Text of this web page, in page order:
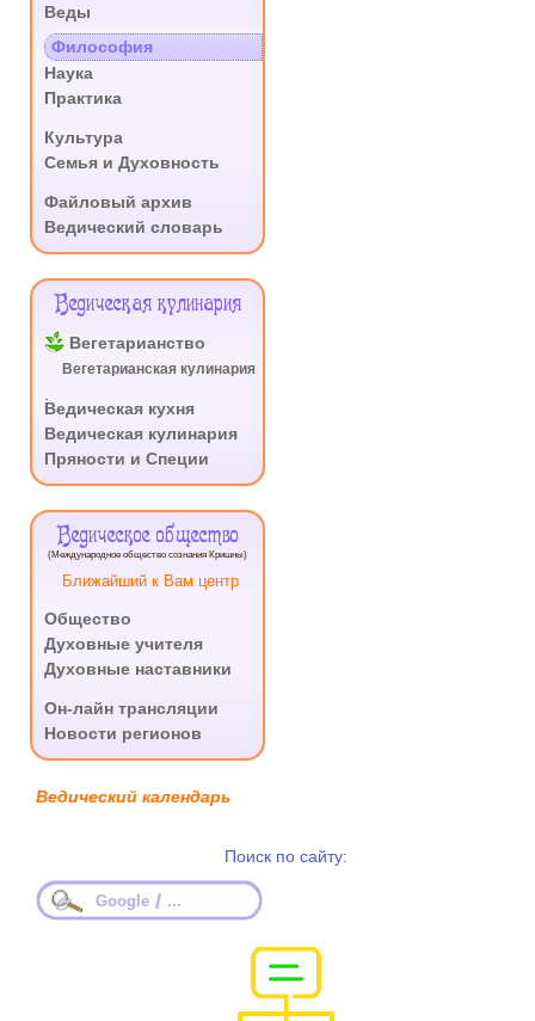
Веды
.
Философия
Наука
Практика
Культура
Семья и Духовность
Файловый архив
Ведический словарь
Ведическая кулинария
Вегетарианство
Вегетарианская кулинария
Ведическая кухня
Ведическая кулинария
Пряности и Специи
Ведическое общество
(Международное общество сознания Кришны)
Ближайший к Вам центр
Общество
Духовные учителя
Духовные наставники
Он-лайн трансляции
Новости регионов
Ведический календарь
Поиск по сайту:
Google / ...